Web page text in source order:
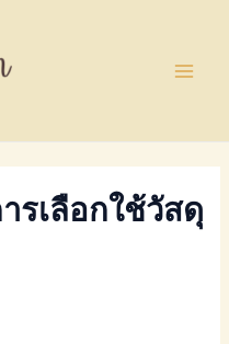
รเลือกใช้วัสดุ